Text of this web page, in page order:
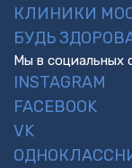
КЛИНИКИ
БУДЬ
Мы в социальных
INSTAGRAM
FACEBOOK
VK